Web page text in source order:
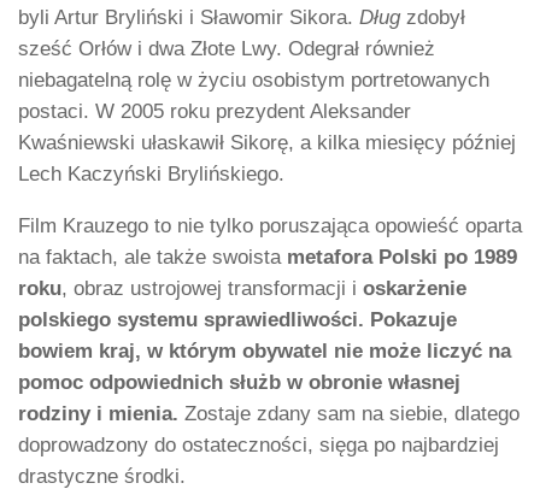
byli Artur Bryliński i Sławomir Sikora. Długzdobył
sześć Orłów i dwa Złote Lwy. Odegrał również
niebagatelną rolę w życiu osobistym portretowanych
postaci. W 2005 roku prezydent Aleksander
Kwaśniewski ułaskawił Sikorę, a kilka miesięcy później
Lech Kaczyński Brylińskiego.
Film Krauzego to nie tylko poruszająca opowieść oparta
na faktach, ale także swoista metafora Polski po 1989
roku, obraz ustrojowej transformacji i oskarżenie
polskiego systemu sprawiedliwości. Pokazuje
bowiem kraj, w którym obywatel nie może liczyć na
pomoc odpowiednich służb w obronie własnej
rodziny i mienia. Zostaje zdany sam na siebie, dlatego
doprowadzony do ostateczności, sięga po najbardziej
drastyczne środki.